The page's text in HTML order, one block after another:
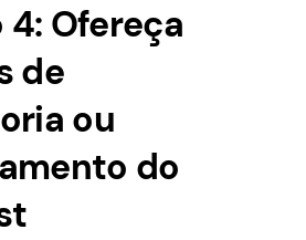
Ofereça
de
ou
do